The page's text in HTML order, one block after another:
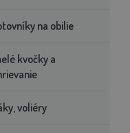
na obilie
kvočky a
voliéry